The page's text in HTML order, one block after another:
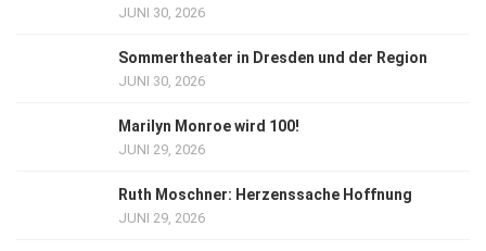
JUNI 30, 2026
Sommertheater in Dresden und der Region
JUNI 30, 2026
Marilyn Monroe wird 100!
JUNI 29, 2026
Ruth Moschner: Herzenssache Hoffnung
JUNI 29, 2026